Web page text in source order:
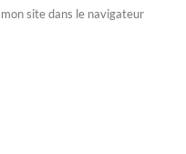
site dans le navigateur